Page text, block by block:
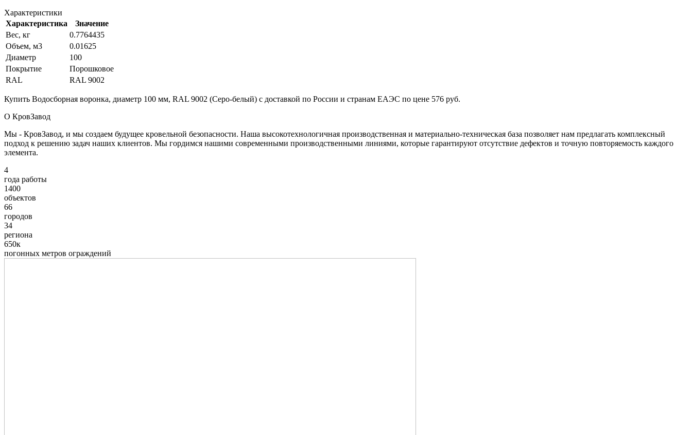
Характеристики
Характеристика
Значение
Вес, кг
0.7764435
Объем, м3
0.01625
Диаметр
100
Покрытие
Порошковое
RAL
RAL 9002
Купить Водосборная воронка, диаметр 100 мм, RAL 9002 (Серо-белый) с доставкой по России и странам ЕАЭС по цене 576 руб.
О КровЗавод
Мы - КровЗавод, и мы создаем будущее кровельной безопасности. Наша высокотехнологичная производственная и материально-техническая база позволяет нам предлагать комплексный
подход к решению задач наших клиентов. Мы гордимся нашими современными производственными линиями, которые гарантируют отсутствие дефектов и точную повторяемость каждого
элемента.
4
года работы
1400
объектов
66
городов
34
региона
650к
погонных метров ограждений